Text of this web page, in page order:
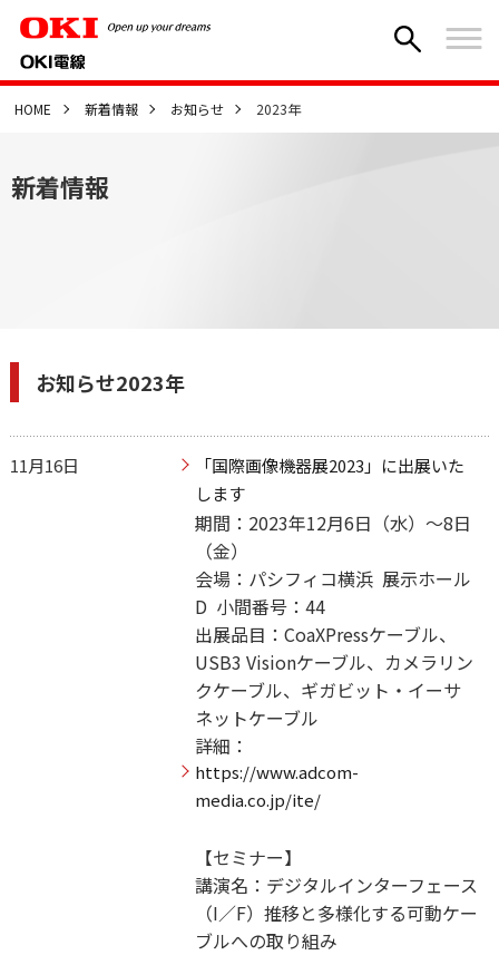
HOME 新着情報 お知らせ 2023年
新着情報
お知らせ2023年
11月16日
「国際画像機器展2023」に出展いた
します
期間：2023年12月6日（水）～8日
（金）
会場：パシフィコ横浜 展示ホール
D 小間番号：44
出展品目：CoaXPressケーブル、
USB3 Visionケーブル、カメラリン
クケーブル、ギガビット・イーサ
ネットケーブル
詳細：
https://www.adcom-
media.co.jp/ite/
【セミナー】
講演名：デジタルインターフェース
（I／F）推移と多様化する可動ケー
ブルへの取り組み